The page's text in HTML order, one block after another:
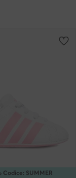
Codice: SUMMER